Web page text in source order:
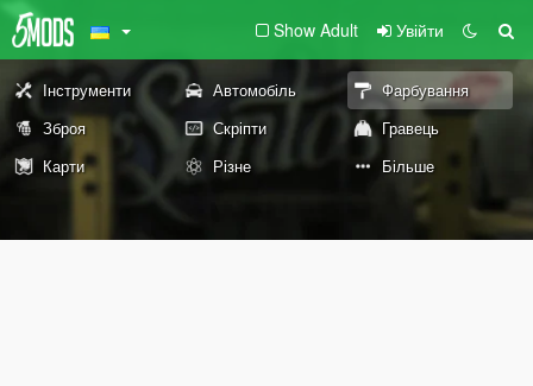
Show Adult Увійти
Інструменти Автомобіль
Фарбування
Зброя
Скріпти
Гравець
Карти
Різне Більше